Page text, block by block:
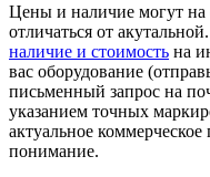
Цены и наличие могут на
отличаться от акутальной.
наличие и стоимость на
вас оборудование
письменный запрос на
указанием точных
актуальное
понимание.